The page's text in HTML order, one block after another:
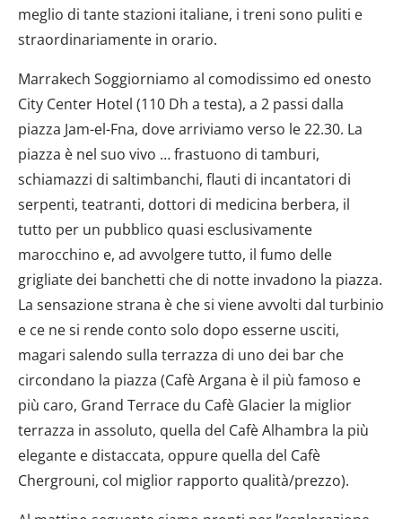
meglio di tante stazioni italiane, i treni sono puliti e
straordinariamente in orario.
Marrakech Soggiorniamo al comodissimo ed onesto
City Center Hotel (110 Dh a testa), a 2 passi dalla
piazza Jam-el-Fna, dove arriviamo verso le 22.30. La
piazza è nel suo vivo … frastuono di tamburi,
schiamazzi di saltimbanchi, flauti di incantatori di
serpenti, teatranti, dottori di medicina berbera, il
tutto per un pubblico quasi esclusivamente
marocchino e, ad avvolgere tutto, il fumo delle
grigliate dei banchetti che di notte invadono la piazza.
La sensazione strana è che si viene avvolti dal turbinio
e ce ne si rende conto solo dopo esserne usciti,
magari salendo sulla terrazza di uno dei bar che
circondano la piazza (Cafè Argana è il più famoso e
più caro, Grand Terrace du Cafè Glacier la miglior
terrazza in assoluto, quella del Cafè Alhambra la più
elegante e distaccata, oppure quella del Cafè
Chergrouni, col miglior rapporto qualità/prezzo).